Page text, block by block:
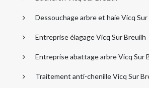
Dessouchage arbre et haie Vicq Sur
Entreprise élagage Vicq Sur Breuilh
Entreprise abattage arbre Vicq Sur
Traitement anti-chenille Vicq Sur